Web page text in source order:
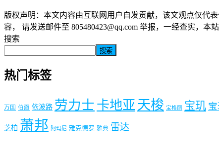
版权声明：本文内容由互联网用户自发贡献，该文观点仅代
容， 请发送邮件至 805480423@qq.com 举报，一经查实，本
搜索
搜索
热门标签
万国 伯爵 依波路 劳力士 卡地亚 天梭 宝格丽 宝玑
芝柏 萧邦 阿玛尼 雅克德罗 雅典 雷达